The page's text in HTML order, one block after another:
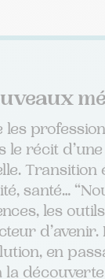
le récit
santé…
les
en